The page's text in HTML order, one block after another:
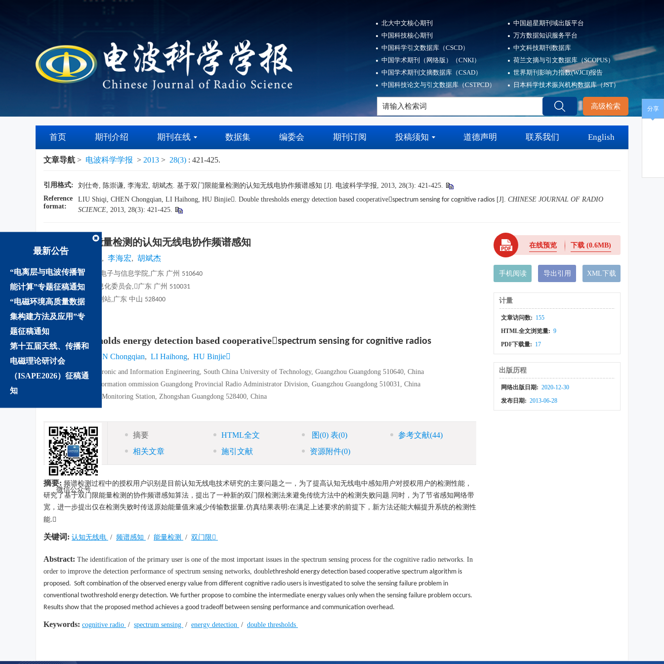
北大中文核心期刊
中国科技核心期刊
中国科学引文数据库（CSCD）
中国学术期刊（网络版）（CNKI）
中国学术期刊文摘数据库（CSAD）
中国科技论文与引文数据库（CSTPCD）
中国超星期刊域出版平台
万方数据知识服务平台
中文科技期刊数据库
荷兰文摘与引文数据库（SCOPUS）
世界期刊影响力指数(WJCI)报告
日本科学技术振兴机构数据库（JST）
高级检索
首页 期刊介绍 期刊在线 数据集 编委会 期刊订阅 投稿须知 道德声明 联系我们 English
最新公告
“电离层与电波传播智
能计算”专题征稿通知
“电磁环境高质量数据
集构建方法及应用”专
题征稿通知
第十五届天线、传播和
电磁理论研讨会
（ISAPE2026）征稿通
知
微信公众号
文章导航 > 电波科学学报 > 2013 > 28(3) : 421-425.
引用格式: 刘仕奇, 陈崇谦, 李海宏, 胡斌杰. 基于双门限能量检测的认知无线电协作频谱感知 [J]. 电波科学学报, 2013, 28(3): 421-425.
Reference
format:
LIU Shiqi, CHEN Chongqian, LI Haihong, HU Binjie. Double thresholds energy detection based cooperativespectrum sensing for cognitive radios [J]. CHINESE JOURNAL OF RADIO
SCIENCE, 2013, 28(3): 421-425.
基于双门限能量检测的认知无线电协作频谱感知
刘仕奇 , 李海宏, 胡斌杰
1. 华南理工大学电子与信息学院,广东 广州 510640
2.广东省经济和信息化委员会,广东 广州 510031
3.中山市无线电监测站,广东 中山 528400
详细信息
Double thresholds energy detection based cooperativespectrum sensing for cognitive radios
LIU Shiqi CHEN Chongqian, LI Haihong, HU Binjie
1.
School of Electronic and Information Engineering, South China University of Technology, Guangzhou Guangdong 510640, China
2.Economic and Information ommission Guangdong Provincial Radio Administrator Division, Guangzhou Guangdong 510031, China
3.Zhongshan Radio Monitoring Station, Zhongshan Guangdong 528400, China
摘要
摘要 HTML全文 图(0) 表(0) 参考文献(44)
相关文章
施引文献 资源附件(0)
摘要: 频谱检测过程中的授权用户识别是目前认知无线电技术研究的主要问题之一，为了提高认知无线电中感知用户对授权用户的检测性能，
研究了基于双门限能量检测的协作频谱感知算法，提出了一种新的双门限检测法来避免传统方法中的检测失败问题. 同时，为了节省感知网络带
宽，进一步提出仅在检测失败时传送原始能量值来减少传输数据量.仿真结果表明 :在满足上述要求的前提下，新方法还能大幅提升系统的检测性
能. 
关键词: 认知无线电 / 频谱感知 / 能量检测 / 双门限
Abstract: The identification of the primary user is one of the most important issues in the spectrum sensing process for the cognitive radio networks. In
order to improve the detection performance of spectrum sensing networks, doublethreshold energy detection based cooperative spectrum algorithm is
proposed. Soft combination of the observed energy value from different cognitive radio users is investigated to solve the sensing failure problem in
conventional twothreshold energy detection. We further propose to combine the intermediate energy values only when the sensing failure problem occurs.
Results show that the proposed method achieves a good tradeoff between sensing performance and communication overhead.
Keywords: cognitive radio / spectrum sensing / energy detection / double thresholds
在线预览 下载(0.6MB)
手机阅读 导出引用 XML下载
计量
文章访问数: 155
HTML全文浏览量: 9
PDF下载量: 17
出版历程
网络出版日期: 2020-12-30
发布日期: 2013-06-28
分享